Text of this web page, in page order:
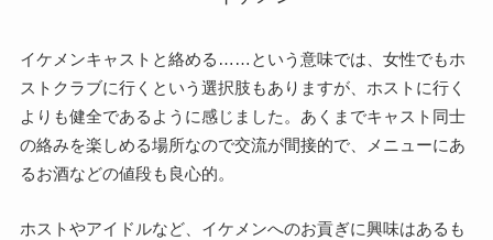
イケメンキャストと絡める……という意味では、女性でもホ
ストクラブに行くという選択肢もありますが、ホストに行く
よりも健全であるように感じました。あくまでキャスト同士
の絡みを楽しめる場所なので交流が間接的で、メニューにあ
るお酒などの値段も良心的。
ホストやアイドルなど、イケメンへのお貢ぎに興味はあるも